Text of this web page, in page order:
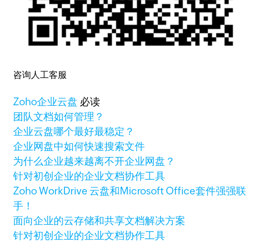
咨询人工客服
Zoho企业云盘 必读
团队文档如何管理？
企业云盘哪个最好最稳定？
企业网盘中如何快速搜索文件
为什么企业越来越离不开企业网盘？
针对初创企业的企业文档协作工具
Zoho WorkDrive 云盘和Microsoft Office套件强强联
手！
面向企业的云存储和共享文档解决方案
针对初创企业的企业文档协作工具